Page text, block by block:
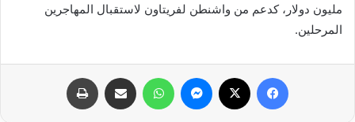
مليون دولار، كدعم من واشنطن لفريتاون لاستقبال المهاجرين
المرحلين.
فيسبوك ماسنجر واتساب مشاركة عبر البريد